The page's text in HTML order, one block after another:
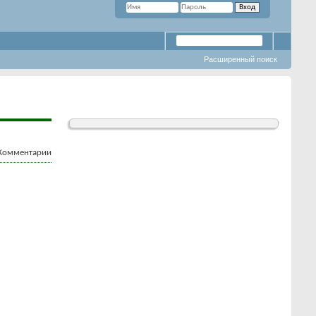
Расширенный поиск